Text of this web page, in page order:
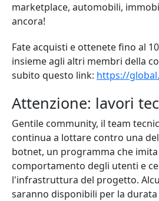
marketplace, automobili,
ancora!
Fate acquisti e ottenete fino al
insieme agli altri membri della
subito questo link: https://
Attenzione: lavori
Gentile community, il team
continua a lottare contro una
botnet, un programma che
comportamento degli utenti e
l'infrastruttura del progetto.
saranno disponibili per la